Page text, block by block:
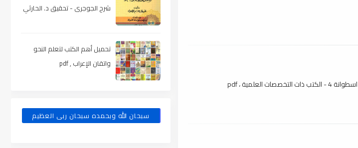
اسطوانة 4 - الكتب ذات التخصصات العلمية ، pdf
شرح الجوجرى - تحقيق د. الحارثي
تحميل أهم الكتب لتعلم النحو
واتقان الإعراب , pdf
سبحان الله وبحمده سبحان ربى العظيم